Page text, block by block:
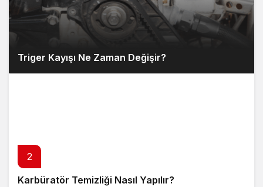
Triger Kayışı Ne Zaman Değişir?
2
Karbüratör Temizliği Nasıl Yapılır?